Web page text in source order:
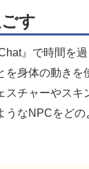
す
』で時間を
身体の動き
チャーやス
なNPCをど